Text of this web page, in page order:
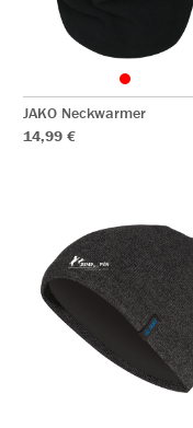
JAKO Neckwarmer
14,99 €